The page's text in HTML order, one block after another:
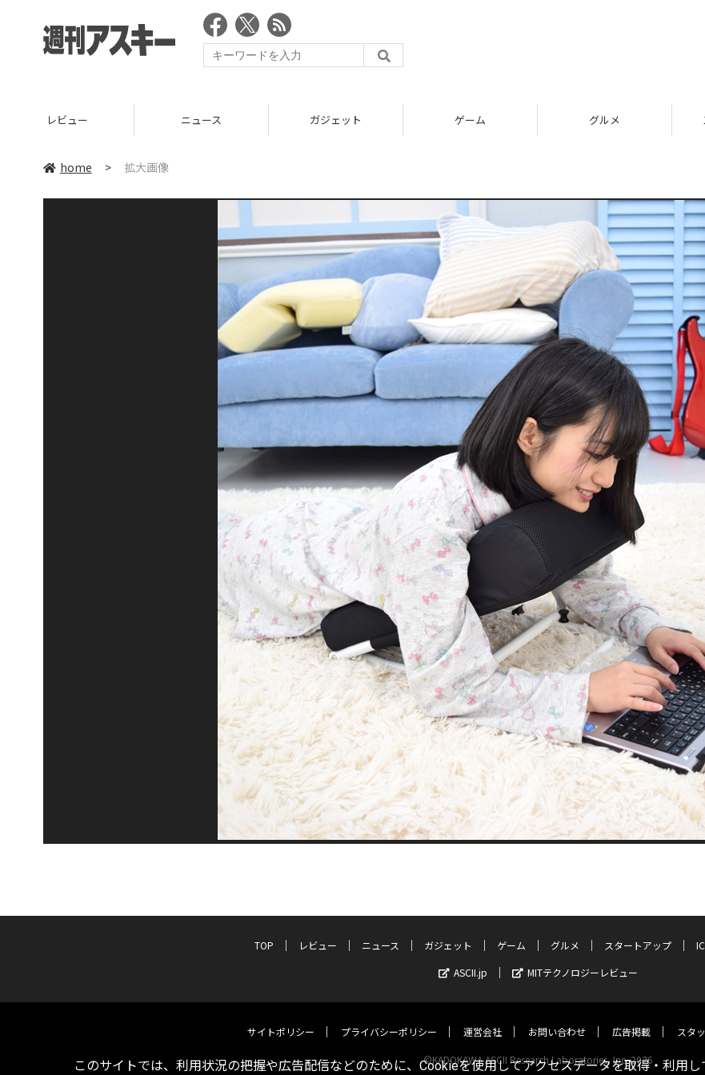
レビュー ニュース ガジェット ゲーム グルメ
home > 拡大画像
TOP レビュー ニュース ガジェット ゲーム グルメ スタートアップ
ASCII.jp
MITテクノロジーレビュー
サイトポリシー プライバシーポリシー 運営会社 お問い合わせ 広告掲載 スタ
©KADOKAWA ASCII Research Laboratories, Inc. 2026
このサイトでは、利用状況の把握や広告配信などのために、Cookieを使用してアクセスデータを取得・利用し